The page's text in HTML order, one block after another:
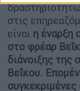
στις
είναι η έναρξη
στο φρέαρ
διάνοιξης
Βεΐκου.